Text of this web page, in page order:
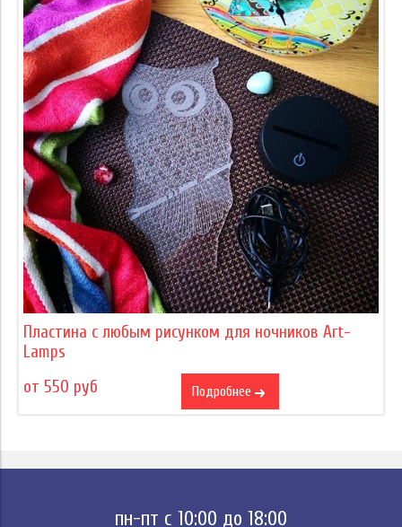
Пластина с любым рисунком для ночников Art-
Lamps
от 550 руб
Подробнее
пн-пт с 10:00 до 18:00